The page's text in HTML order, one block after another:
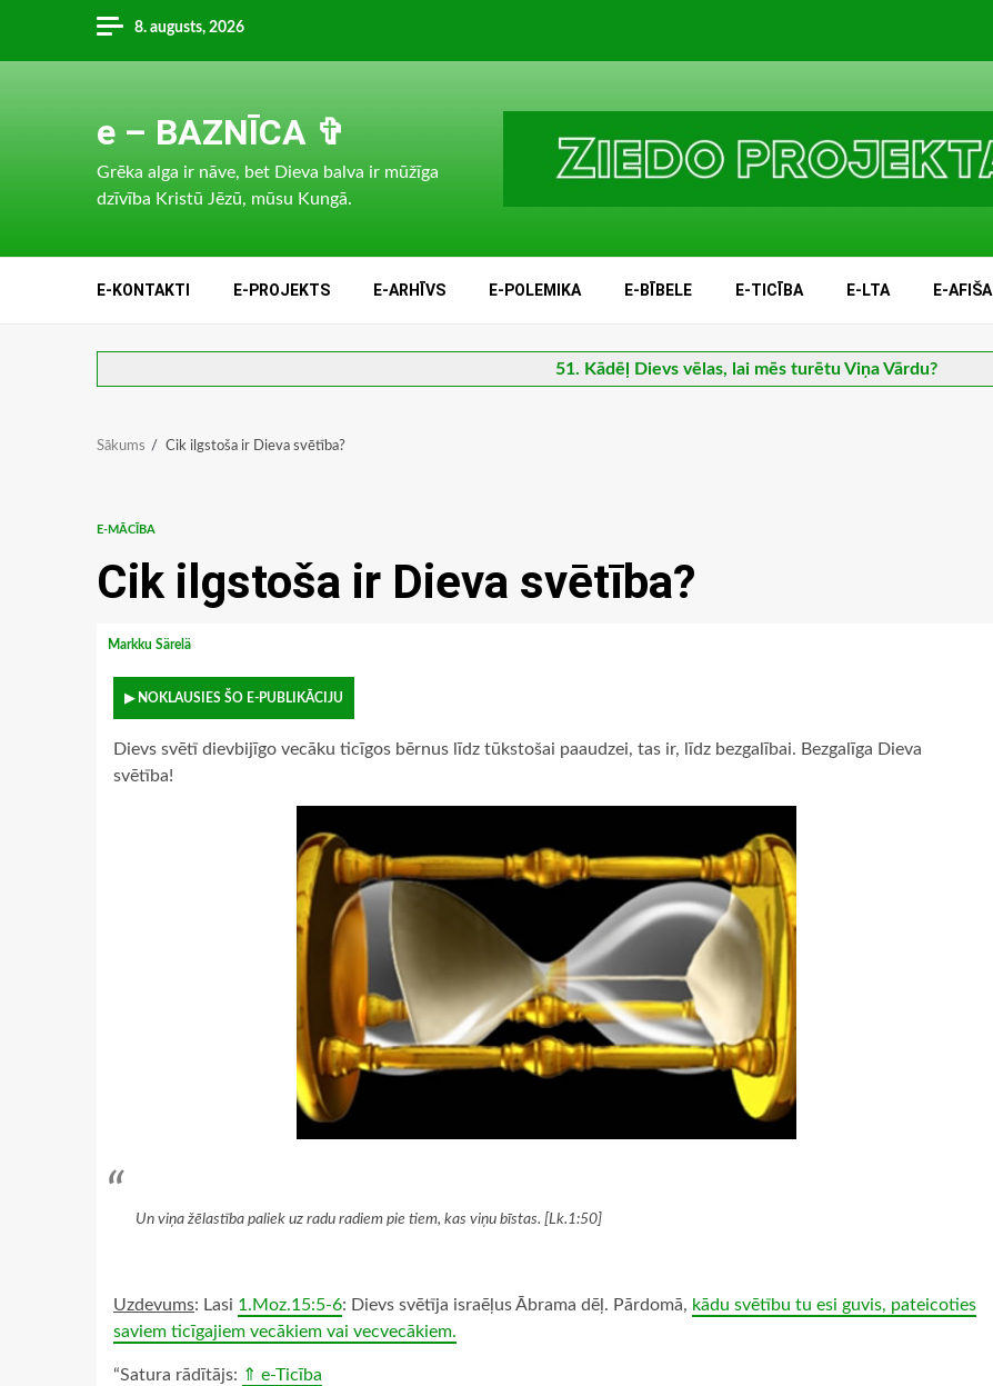
content
8. augusts, 2026
e – BAZNĪCA ✞
Grēka alga ir nāve, bet Dieva balva ir mūžīga
dzīvība Kristū Jēzū, mūsu Kungā.
E-KONTAKTI E-PROJEKTS E-ARHĪVS E-POLEMIKA E-BĪBELE E-TICĪBA E-LTA E-AFIŠA
51. Kādēļ Dievs vēlas, lai mēs turētu Viņa Vārdu?
Sākums Cik ilgstoša ir Dieva svētība?
E-MĀCĪBA
Cik ilgstoša ir Dieva svētība?
Markku Särelä
▶ NOKLAUSIES ŠO E-PUBLIKĀCIJU
Dievs svētī dievbijīgo vecāku ticīgos bērnus līdz tūkstošai paaudzei, tas ir, līdz bezgalībai. Bezgalīga Dieva
svētība!
Un viņa žēlastība paliek uz radu radiem pie tiem, kas viņu bīstas. [Lk.1:50]
Uzdevums: Lasi 1.Moz.15:5-6: Dievs svētīja israēļus Ābrama dēļ. Pārdomā, kādu svētību tu esi guvis, pateicoties
saviem ticīgajiem vecākiem vai vecvecākiem.
“Satura rādītājs: ⇑ e-Ticība